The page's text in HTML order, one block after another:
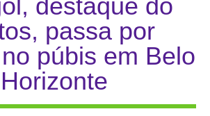
destaque do
passa por
púbis em Belo
Horizonte